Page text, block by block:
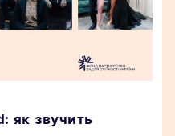
як звучить